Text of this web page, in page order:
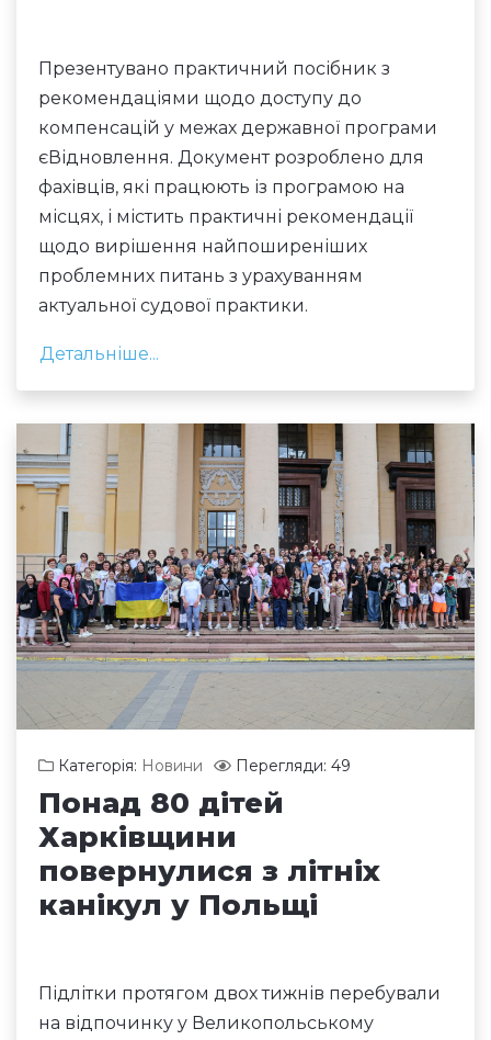
Презентувано практичний посібник з
рекомендаціями щодо доступу до
компенсацій у межах державної програми
єВідновлення. Документ розроблено для
фахівців, які працюють із програмою на
місцях, і містить практичні рекомендації
щодо вирішення найпоширеніших
проблемних питань з урахуванням
актуальної судової практики.
Детальніше...
Категорія: Новини Перегляди: 49
Понад 80 дітей
Харківщини
повернулися з літніх
канікул у Польщі
Підлітки протягом двох тижнів перебували
на відпочинку у Великопольському